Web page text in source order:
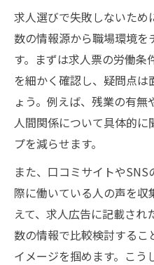
求人選びで失敗しないた
数の情報源から職場環境
す。まずは求人票の労働条
を細かく確認し、疑問点
ょう。例えば、残業の有
人間関係について具体的に
プを減らせます。
また、口コミサイトや
際に働いている人の声を収
えて、求人広告に記載さ
数の情報で比較検討するこ
イメージを掴めます。こう